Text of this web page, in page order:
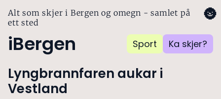
Alt som skjer i Bergen og omegn - samlet på
ett sted
iBergen Sport Ka skjer?
🌚
Lyngbrannfaren aukar i
Vestland